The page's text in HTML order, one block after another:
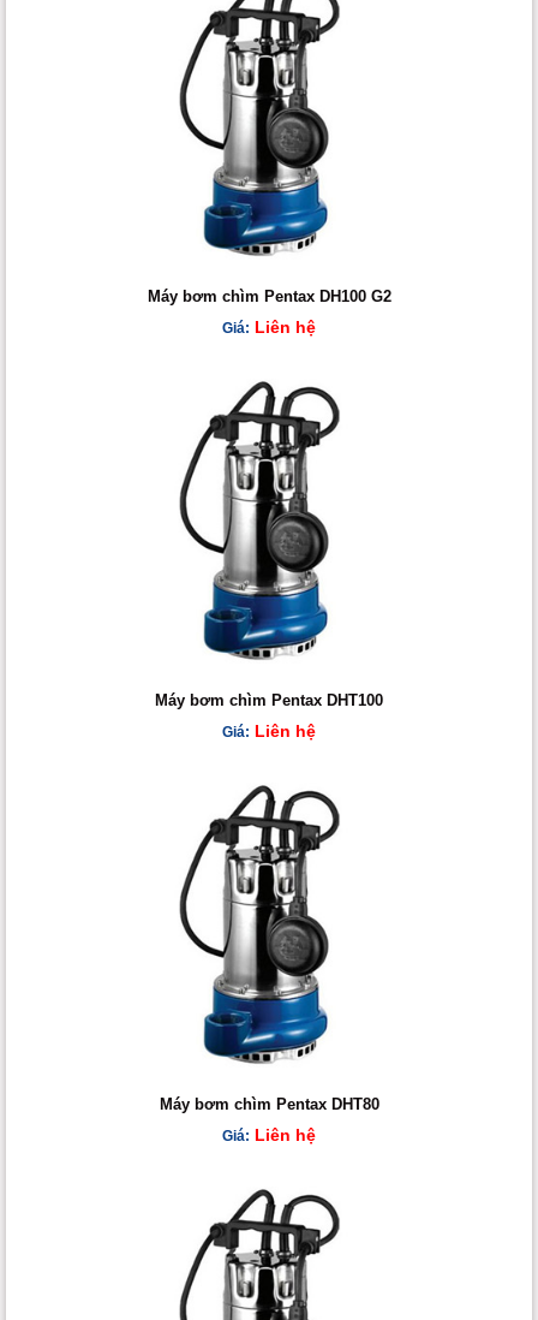
Máy bơm chìm Pentax DH100 G2
Giá: Liên hệ
Máy bơm chìm Pentax DHT100
Giá: Liên hệ
Máy bơm chìm Pentax DHT80
Giá: Liên hệ